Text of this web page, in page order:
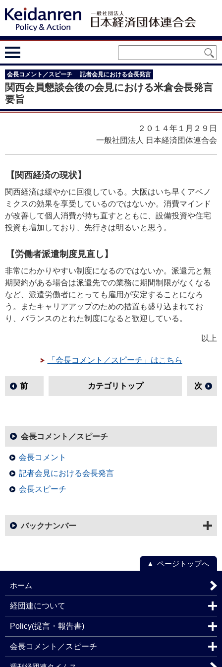
会長コメント／スピーチ 記者会見における会長発言
関西会員懇談会後の会見における米倉会長発言
要旨
２０１４年１月２９日
一般社団法人 日本経済団体連合会
【関西経済の現状】
関西経済は緩やかに回復している。大阪はいち早くアベノ
ミクスの効果を享受しているのではないか。消費マインド
が改善して個人消費が持ち直すとともに、設備投資や住宅
投資も増加しており、先行きは明るいと思う。
【労働者派遣制度見直し】
非常にわかりやすい制度になるのではないか。派遣元と無
期契約がある場合は派遣先での業務に期間制限がなくなる
など、派遣労働者にとっても雇用が安定することになろ
う。またキャリアアップのための措置も盛り込まれてお
り、バランスのとれた制度になると歓迎している。
以上
「会長コメント／スピーチ」はこちら
前 カテゴリトップ 次
会長コメント／スピーチ
会長コメント
記者会見における会長発言
会長スピーチ
バックナンバー
ページトップへ
ホーム
経団連について
Policy(提言・報告書)
会長コメント／スピーチ